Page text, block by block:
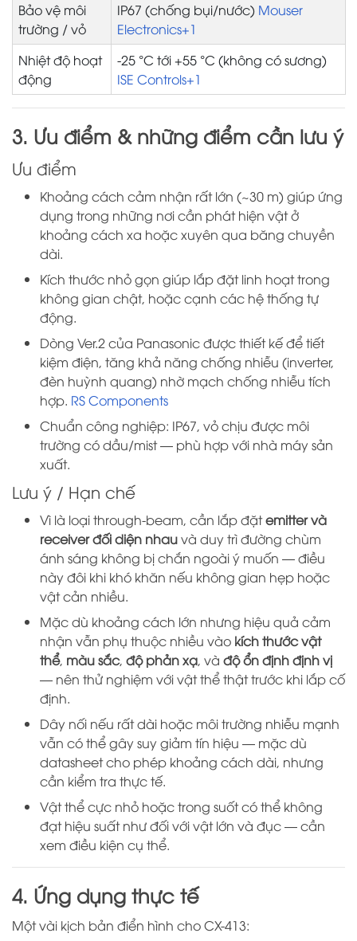
Bảo vệ môi
trường / vỏ
IP67 (chống bụi/nước) Mouser
Electronics+1
Nhiệt độ hoạt
động
-25 °C tới +55 °C (không có sương)
ISE Controls+1
3. Ưu điểm & những điểm cần lưu ý
Ưu điểm
Khoảng cách cảm nhận rất lớn (~30 m) giúp ứng
dụng trong những nơi cần phát hiện vật ở
khoảng cách xa hoặc xuyên qua băng chuyền
dài.
Kích thước nhỏ gọn giúp lắp đặt linh hoạt trong
không gian chật, hoặc cạnh các hệ thống tự
động.
Dòng Ver.2 của Panasonic được thiết kế để tiết
kiệm điện, tăng khả năng chống nhiễu (inverter,
đèn huỳnh quang) nhờ mạch chống nhiễu tích
hợp. RS Components
Chuẩn công nghiệp: IP67, vỏ chịu được môi
trường có dầu/mist — phù hợp với nhà máy sản
xuất.
Lưu ý / Hạn chế
Vì là loại through-beam, cần lắp đặtemitter và
receiver đối diện nhauvà duy trì đường chùm
ánh sáng không bị chắn ngoài ý muốn — điều
này đôi khi khó khăn nếu không gian hẹp hoặc
vật cản nhiều.
Mặc dù khoảng cách lớn nhưng hiệu quả cảm
nhận vẫn phụ thuộc nhiều vào kích thước vật
thể, màu sắc, độ phản xạ, và độ ổn định định vị
— nên thử nghiệm với vật thể thật trước khi lắp cố
định.
Dây nối nếu rất dài hoặc môi trường nhiễu mạnh
vẫn có thể gây suy giảm tín hiệu — mặc dù
datasheet cho phép khoảng cách dài, nhưng
cần kiểm tra thực tế.
Vật thể cực nhỏ hoặc trong suốt có thể không
đạt hiệu suất như đối với vật lớn và đục — cần
xem điều kiện cụ thể.
4. Ứng dụng thực tế
Một vài kịch bản điển hình cho CX-413: